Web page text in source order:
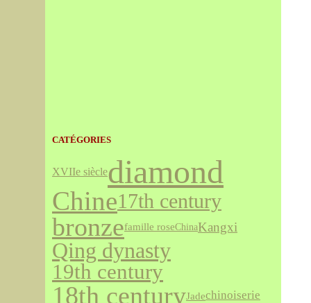
CATÉGORIES
XVIIe sièclediamond
Chine17th century
bronzefamille roseChinaKangxi
Qing dynasty
19th century
18th centuryJadechinoiserie